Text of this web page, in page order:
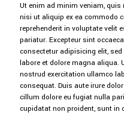
Ut enim ad minim veniam,
nisi ut aliquip ex ea commodo
reprehenderit in voluptate velit
pariatur. Excepteur sint
consectetur adipisicing elit,
labore et dolore magna aliqua.
nostrud exercitation ullamco
consequat. Duis aute irure
cillum dolore eu fugiat nulla
cupidatat non proident, sunt in